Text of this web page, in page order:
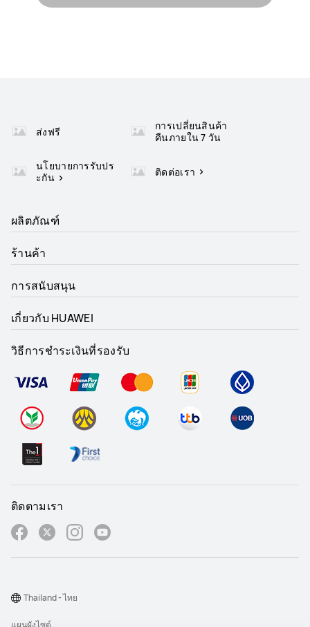
ส่งฟรี
การเปลี่ยนสินค้า
คืนภายใน 7 วัน
นโยบายการรับปร
ะกัน
ติดต่อเรา
ผลิตภัณฑ์
ร้านค้า
การสนับสนุน
เกี่ยวกับ HUAWEI
วิธีการชำระเงินที่รองรับ
ติดตามเรา
Thailand - ไทย